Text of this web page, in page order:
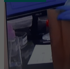
CATALUNYA
INFORMA
QUE
LES
FARMÀCIES
CATALANES
HAN
DISPENSAT
MÉS
DE